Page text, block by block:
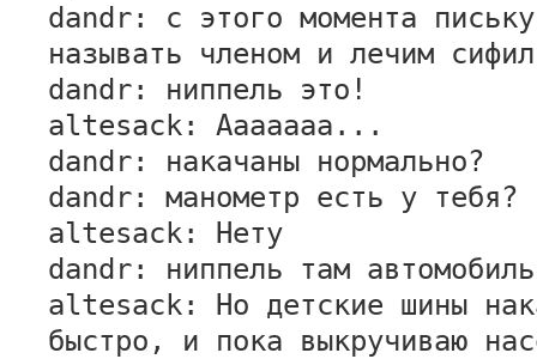
dandr: с этого момента
называть членом и лечим
dandr: ниппель это!
altesack: Ааааааа...
dandr: накачаны нормально?
dandr: манометр есть у тебя?
altesack: Нету
dandr: ниппель там
altesack: Но детские шины
быстро, и пока выкручиваю